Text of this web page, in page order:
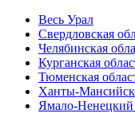
Весь Урал
Свердловская
Челябинская
Курганская
Тюменская
Ханты-
Ямало-